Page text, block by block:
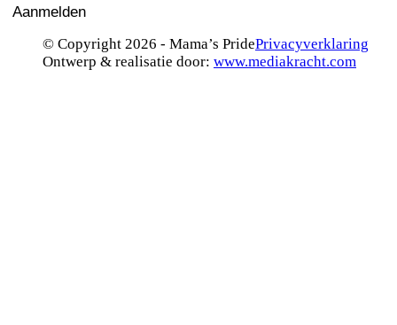
Aanmelden
© Copyright 2026 - Mama’s PridePrivacyverklaring
Ontwerp & realisatie door: www.mediakracht.com